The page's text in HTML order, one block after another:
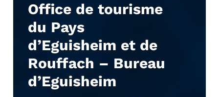
Office de tourisme
du Pays
d’Eguisheim et de
Rouffach – Bureau
d’Eguisheim